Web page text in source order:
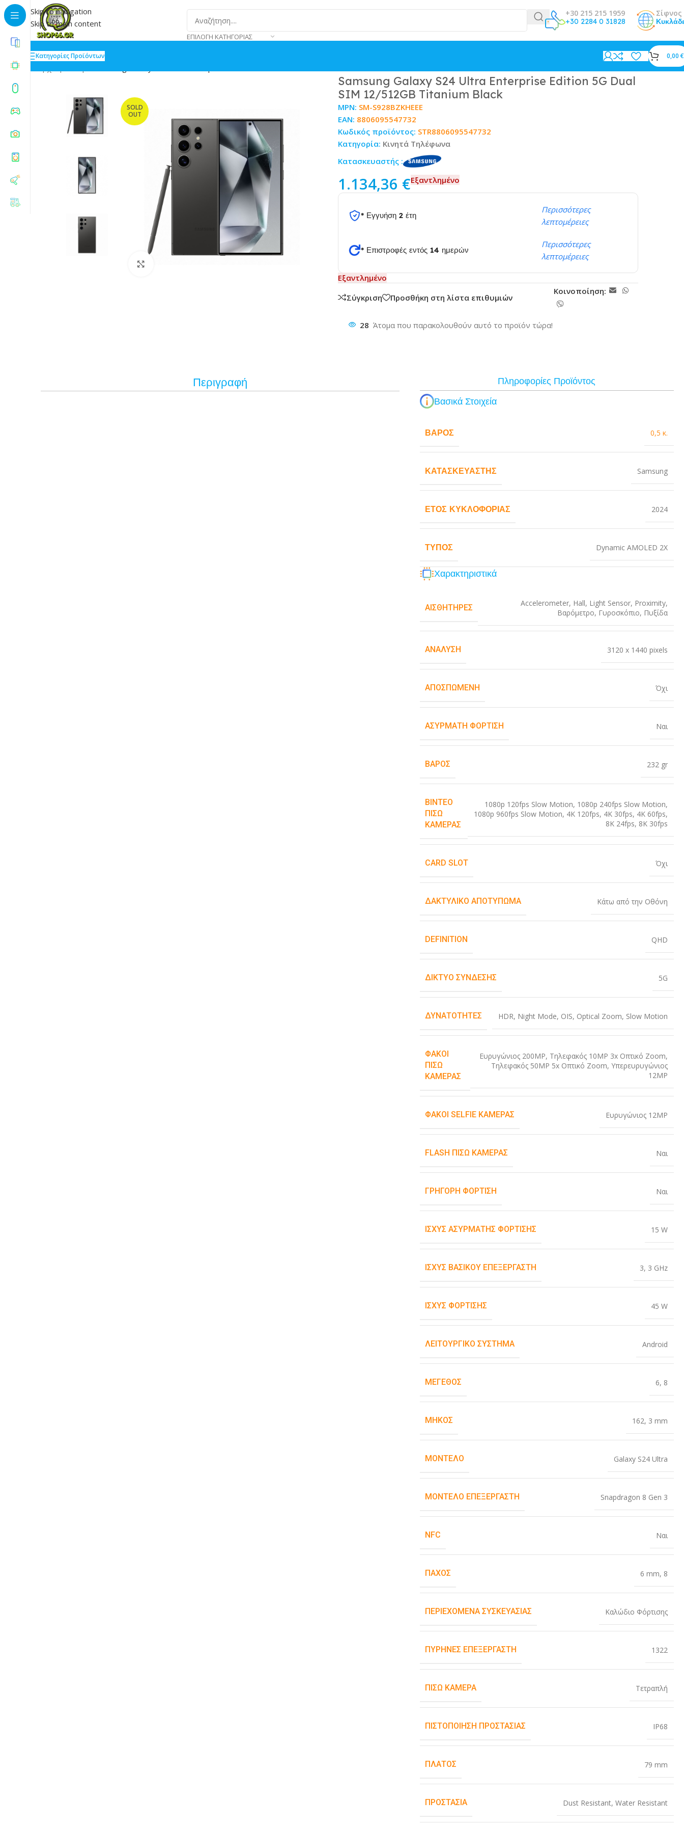
Skip to navigation
Skip to main content
ΕΠΙΛΟΓΉ ΚΑΤΗΓΟΡΊΑΣ
+30 215 215 1959
+30 2284 0 31828
Σίφνος
Κατηγορίες Προϊόντων 0,00 €
SOLD
OUT
Samsung Galaxy S24 Ultra Enterprise Edition 5G Dual
SIM 12/512GB Titanium Black
Κατασκευαστής :
MPN: SM-S928BZKHEEE
EAN: 8806095547732
Κωδικός προϊόντος: STR8806095547732
Κατηγορία: Κινητά Τηλέφωνα
1.134,36 €Εξαντλημένο
* Εγγυήση 2 έτη
Περισσότερες
λεπτομέρειες
* Επιστροφές εντός 14 ημερών
Περισσότερες
λεπτομέρειες
Εξαντλημένο
Σύγκριση
Προσθήκη στη λίστα επιθυμιών
Κοινοποίηση:
28 Άτομα που παρακολουθούν αυτό το προϊόν τώρα!
Περιγραφή
Πληροφορίες Προϊόντος
Βασικά Στοιχεία
ΒΆΡΟΣ 0,5 κ.
ΚΑΤΑΣΚΕΥΑΣΤΉΣ Samsung
ΈΤΟΣ ΚΥΚΛΟΦΟΡΊΑΣ 2024
ΤΎΠΟΣ Dynamic AMOLED 2X
Χαρακτηριστικά
ΑΙΣΘΗΤΉΡΕΣ Accelerometer, Hall, Light Sensor, Proximity,
Βαρόμετρο, Γυροσκόπιο, Πυξίδα
ΑΝΆΛΥΣΗ 3120 x 1440 pixels
ΑΠΟΣΠΏΜΕΝΗ Όχι
ΑΣΎΡΜΑΤΗ ΦΌΡΤΙΣΗ Ναι
ΒΆΡΟΣ 232 gr
ΒΊΝΤΕΟ
ΠΊΣΩ
ΚΆΜΕΡΑΣ
1080p 120fps Slow Motion, 1080p 240fps Slow Motion,
1080p 960fps Slow Motion, 4K 120fps, 4K 30fps, 4K 60fps,
8K 24fps, 8K 30fps
CARD SLOT Όχι
ΔΑΚΤΥΛΙΚΌ ΑΠΟΤΎΠΩΜΑ Κάτω από την Οθόνη
DEFINITION QHD
ΔΊΚΤΥΟ ΣΎΝΔΕΣΗΣ 5G
ΔΥΝΑΤΌΤΗΤΕΣ HDR, Night Mode, OIS, Optical Zoom, Slow Motion
ΦΑΚΟΊ
ΠΊΣΩ
ΚΆΜΕΡΑΣ
Ευρυγώνιος 200MP, Τηλεφακός 10MP 3x Οπτικό Zoom,
Τηλεφακός 50MP 5x Οπτικό Zoom, Υπερευρυγώνιος
12MP
ΦΑΚΟΊ SELFIE ΚΆΜΕΡΑΣ Ευρυγώνιος 12MP
FLASH ΠΊΣΩ ΚΆΜΕΡΑΣ Ναι
ΓΡΉΓΟΡΗ ΦΌΡΤΙΣΗ Ναι
ΙΣΧΎΣ ΑΣΎΡΜΑΤΗΣ ΦΌΡΤΙΣΗΣ 15 W
ΙΣΧΎΣ ΒΑΣΙΚΟΎ ΕΠΕΞΕΡΓΑΣΤΉ 3, 3 GHz
ΙΣΧΎΣ ΦΌΡΤΙΣΗΣ 45 W
ΛΕΙΤΟΥΡΓΙΚΌ ΣΎΣΤΗΜΑ Android
ΜΈΓΕΘΟΣ 6, 8
ΜΉΚΟΣ 162, 3 mm
ΜΟΝΤΈΛΟ Galaxy S24 Ultra
ΜΟΝΤΈΛΟ ΕΠΕΞΕΡΓΑΣΤΉ Snapdragon 8 Gen 3
NFC Ναι
ΠΆΧΟΣ 6 mm, 8
ΠΕΡΙΕΧΌΜΕΝΑ ΣΥΣΚΕΥΑΣΊΑΣ Καλώδιο Φόρτισης
ΠΥΡΉΝΕΣ ΕΠΕΞΕΡΓΑΣΤΉ 1322
ΠΊΣΩ ΚΆΜΕΡΑ Τετραπλή
ΠΙΣΤΟΠΟΊΗΣΗ ΠΡΟΣΤΑΣΊΑΣ IP68
ΠΛΆΤΟΣ 79 mm
ΠΡΟΣΤΑΣΊΑ Dust Resistant, Water Resistant